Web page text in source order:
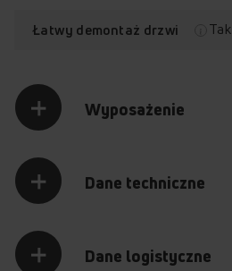
Łatwy demontaż drzwi Tak
Wyposażenie
Dane techniczne
Dane logistyczne